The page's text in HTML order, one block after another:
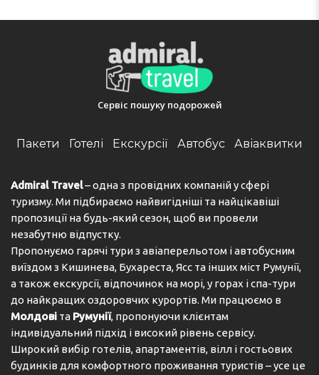
Сервіс пошуку подорожей
Пакети Готелі Екскурсії Автобус Авіаквитки
Admiral Travel– одна з провідних компаній у сфері
туризму. Ми підбираємо найвигідніші та найцікавіші
пропозиції на будь-який сезон, щоб ви провели
незабутню відпустку.
Пропонуємо гарячі тури з авіаперельотом і автобусним
виїздом з Кишинева, Бухареста, Ясс та інших міст Румунії,
а також екскурсії, відпочинок на морі, у горах і спа-тури
до найкращих оздоровчих курортів. Ми працюємо в
Молдові та Румунії, пропонуючи клієнтам
індивідуальний підхід і високий рівень сервісу.
Широкий вибір готелів, апартаментів, вілл і гостьових
будинків для комфортного проживання туристів – усе це